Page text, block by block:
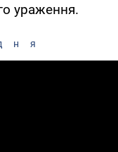
ураження.